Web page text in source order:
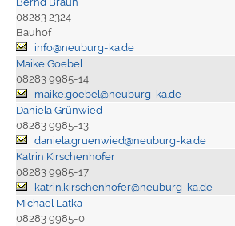
08283 2324
Bauhof
info@neuburg-ka.de
Maike Goebel
08283 9985-14
maike.goebel@neuburg-ka.de
Daniela Grünwied
08283 9985-13
daniela.gruenwied@neuburg-ka.de
Katrin Kirschenhofer
08283 9985-17
katrin.kirschenhofer@neuburg-ka.de
Michael Latka
08283 9985-0